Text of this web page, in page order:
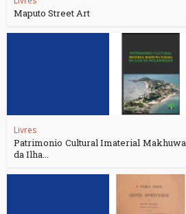
Maputo Street Art
Livres
Patrimonio Cultural Imaterial
da Ilha...